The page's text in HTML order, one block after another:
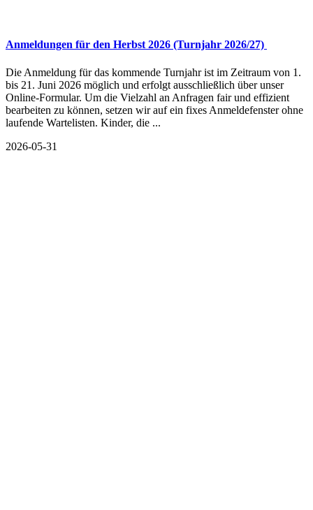
Anmeldungen für den Herbst 2026 (Turnjahr 2026/27)
Die Anmeldung für das kommende Turnjahr ist im Zeitraum von 1.
bis 21. Juni 2026 möglich und erfolgt ausschließlich über unser
Online-Formular. Um die Vielzahl an Anfragen fair und effizient
bearbeiten zu können, setzen wir auf ein fixes Anmeldefenster ohne
laufende Wartelisten. Kinder, die ...
2026-05-31